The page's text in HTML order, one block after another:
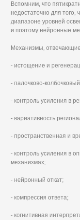
Вспомним, что
недостаточно для
диапазоне уровней
и поэтому нейронные
Механизмы,
- истощение и
- палочково-
- контроль усиления в
- вариативность
- пространственная и
- контроль усиления в
механизмах;
- нейронный откат;
- компрессия ответа;
- когнитивная